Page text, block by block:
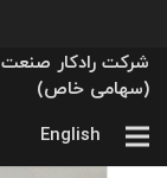
شرکت رادکار صنعت
(سهامی خاص)
English